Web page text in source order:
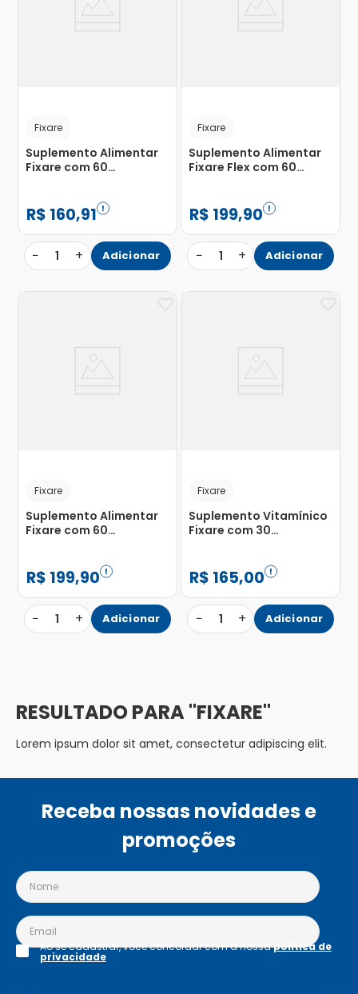
Fixare
Suplemento Alimentar
Fixare com 60
R$ 160,91
− 1 + Adicionar
Fixare
Suplemento Alimentar
Fixare Flex com 60
R$ 199,90
− 1 + Adicionar
Fixare
Suplemento Alimentar
Fixare com 60
R$ 199,90
− 1 + Adicionar
Fixare
Suplemento Vitamínico
Fixare com 30
R$ 165,00
− 1 + Adicionar
FIXARE
Lorem ipsum dolor sit amet, consectetur adipiscing elit.
Receba nossas novidades e
promoções
Ao se cadastrar, você concordar com a nossapolítica de
privacidade